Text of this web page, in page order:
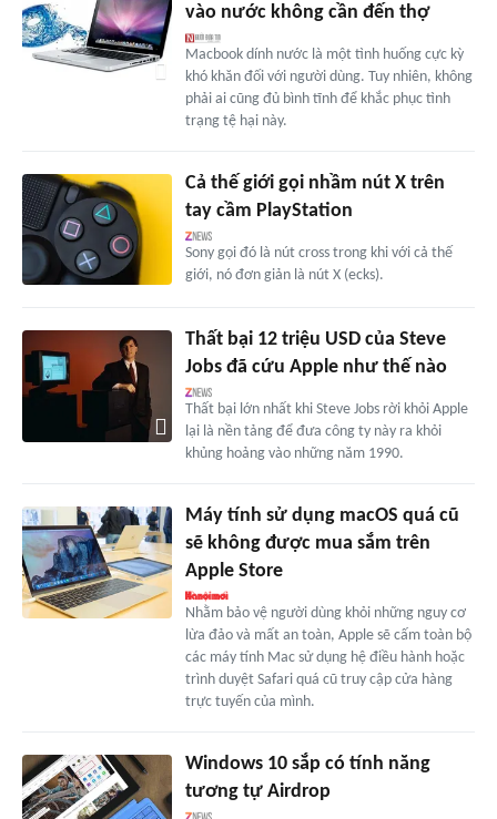
vào nước không cần đến thợ
Macbook dính nước là một tình huống cực kỳ
khó khăn đối với người dùng. Tuy nhiên, không
phải ai cũng đủ bình tĩnh để khắc phục tình
trạng tệ hại này.
Cả thế giới gọi nhầm nút X trên
tay cầm PlayStation
Sony gọi đó là nút cross trong khi với cả thế
giới, nó đơn giản là nút X (ecks).
Thất bại 12 triệu USD của Steve
Jobs đã cứu Apple như thế nào
Thất bại lớn nhất khi Steve Jobs rời khỏi Apple
lại là nền tảng để đưa công ty này ra khỏi
khủng hoảng vào những năm 1990.
Máy tính sử dụng macOS quá cũ
sẽ không được mua sắm trên
Apple Store
Nhằm bảo vệ người dùng khỏi những nguy cơ
lừa đảo và mất an toàn, Apple sẽ cấm toàn bộ
các máy tính Mac sử dụng hệ điều hành hoặc
trình duyệt Safari quá cũ truy cập cửa hàng
trực tuyến của mình.
Windows 10 sắp có tính năng
tương tự Airdrop